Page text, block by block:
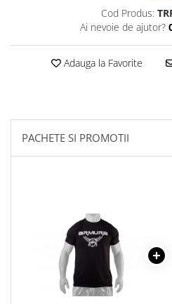
Palmare/Palete Box/Arte Martiale
Perne Antebrat/Pao
Imbracaminte sport
Sorturi Kickboxing / MMA
Tricouri / Maiouri
Echipament compresie
Genti Echipament
Proteze/Protectii dentare
Lupte/Wrestling
Cod Produs:
Ai nevoie de ajutor?
Adauga la Favorite
PACHETE SI PROMOTII